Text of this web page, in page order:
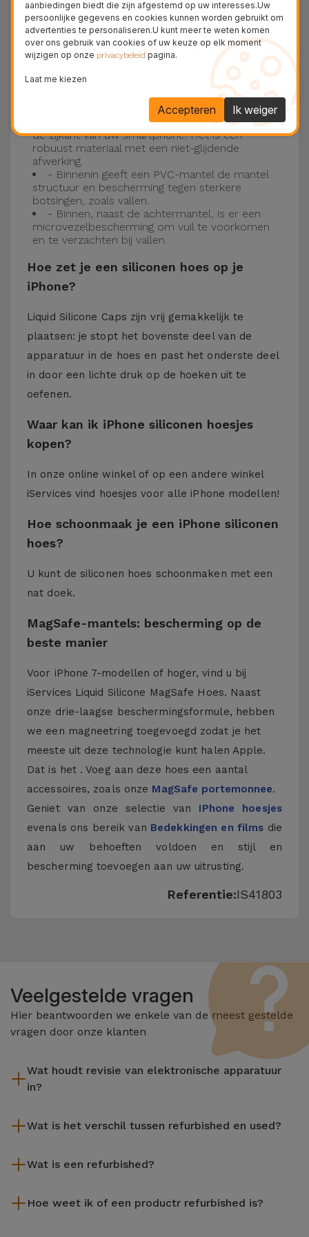
siliconen kappen
Onze iPhone siliconen hoesjes hebben een
robuuste, kwalitatieve constructie met een
drielaagse constructie om ongelukken en
- Een eerste laag van Liquid Silicone geeft de
kleur en volledige dekking aan de achterkant en
de zijkant van uw smartphone. Het is een
robuust materiaal met een niet-glijdende
afwerking.
- Binnenin geeft een PVC-mantel de mantel
structuur en bescherming tegen sterkere
botsingen, zoals vallen.
- Binnen, naast de achtermantel, is er een
microvezelbescherming om vuil te voorkomen
en te verzachten bij vallen.
Hoe zet je een siliconen hoes op je
iPhone?
Liquid Silicone Caps zijn vrij gemakkelijk te
plaatsen: je stopt het bovenste deel van de
apparatuur in de hoes en past het onderste deel
in door een lichte druk op de hoeken uit te
oefenen.
Waar kan ik iPhone siliconen hoesjes
kopen?
In onze online winkel of op een andere winkel
iServices vind hoesjes voor alle iPhone modellen!
Hoe schoonmaak je een iPhone siliconen
hoes?
U kunt de siliconen hoes schoonmaken met een
nat doek.
MagSafe-mantels: bescherming op de
beste manier
Voor iPhone 7-modellen of hoger, vind u bij
iServices Liquid Silicone MagSafe Hoes. Naast
onze drie-laagse beschermingsformule, hebben
we een magneetring toegevoegd zodat je het
meeste uit deze technologie kunt halen Apple.
Dat is het . Voeg aan deze hoes een aantal
accessoires, zoals onze MagSafe portemonnee.
Geniet van onze selectie van IPhone hoesjes
evenals ons bereik van Bedekkingen en films die
aan uw behoeften voldoen en stijl en
bescherming toevoegen aan uw uitrusting.
Referentie:IS41803
Veelgestelde vragen
Hier beantwoorden we enkele van de meest gestelde
vragen door onze klanten
Wat houdt revisie van elektronische apparatuur
in?
reiniging, en niet te vergeten het repareren van elk defect
apparatuur die door Services wordt gereviseerd,
Wat is het verschil tussen refurbished en used?
getest en voorbereid door gespecialiseerde technici om hun
tweedehands product biedt een gereviseerd apparaat van
Wat is een refurbished?
gebruikt. Het kan in de winkel hebben gestaan of afkomstig
Hoe weet ik of een productr refurbished is?
aanbiedingen biedt die zijn afgestemd op uw interesses.Uw
persoonlijke gegevens en cookies kunnen worden gebruikt om
advertenties te personaliseren.U kunt meer te weten komen
over ons gebruik van cookies of uw keuze op elk moment
wijzigen op onze privacybeleid pagina.
Laat me kiezen
Ik weiger
Accepteren